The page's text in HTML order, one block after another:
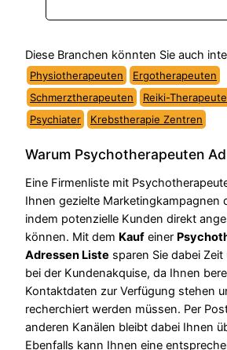
Diese Branchen könnten Sie auch
Physiotherapeuten
Ergotherapeuten
Schmerztherapeuten
Reiki-
Psychiater
Krebstherapie Zentren
Warum Psychotherapeuten
Eine Firmenliste mit
Ihnen gezielte Marketingkampagnen
indem potenzielle Kunden direkt
können. Mit dem Kauf einer
Adressen Liste sparen Sie dabei
bei der Kundenakquise, da Ihnen
Kontaktdaten zur Verfügung stehen
recherchiert werden müssen. Per
anderen Kanälen bleibt dabei Ihnen
Ebenfalls kann Ihnen eine